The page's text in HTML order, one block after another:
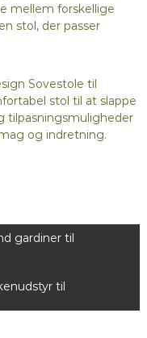
mellem forskellige
stol, der passer
Sovestole til
stol til at slappe
tilpasningsmuligheder
og indretning.
gardiner til
til